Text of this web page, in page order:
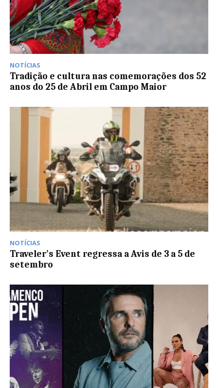
NOTÍCIAS
Tradição e cultura nas comemorações dos 52
anos do 25 de Abril em Campo Maior
NOTÍCIAS
Traveler’s Event regressa a Avis de 3 a 5 de
setembro